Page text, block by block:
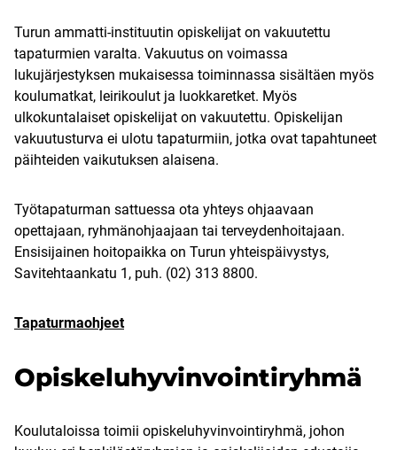
Turun ammatti-instituutin opiskelijat on vakuutettu
tapaturmien varalta. Vakuutus on voimassa
lukujärjestyksen mukaisessa toiminnassa sisältäen myös
koulumatkat, leirikoulut ja luokkaretket. Myös
ulkokuntalaiset opiskelijat on vakuutettu. Opiskelijan
vakuutusturva ei ulotu tapaturmiin, jotka ovat tapahtuneet
päihteiden vaikutuksen alaisena.
Työtapaturman sattuessa ota yhteys ohjaavaan
opettajaan, ryhmänohjaajaan tai terveydenhoitajaan.
Ensisijainen hoitopaikka on Turun yhteispäivystys,
Savitehtaankatu 1, puh. (02) 313 8800.
Tapaturmaohjeet
Opiskeluhyvinvointiryhmä
Koulutaloissa toimii opiskeluhyvinvointiryhmä, johon